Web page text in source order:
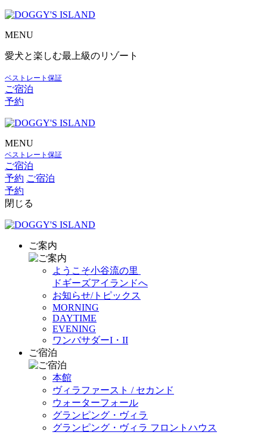
MENU
愛犬と楽しむ最上級のリゾート
ベストレート保証
ご宿泊
予約
MENU
ベストレート保証
ご宿泊
予約 ご宿泊
予約
閉じる
ご案内
ようこそ小谷流の里
ドギーズアイランドへ
お知らせ/トピックス
MORNING
DAYTIME
EVENING
ワンバサダーI・II
ご宿泊
本館
ヴィラファースト / セカンド
ウォーターフォール
グランピング・ヴィラ
グランピング・ヴィラ フロントハウス